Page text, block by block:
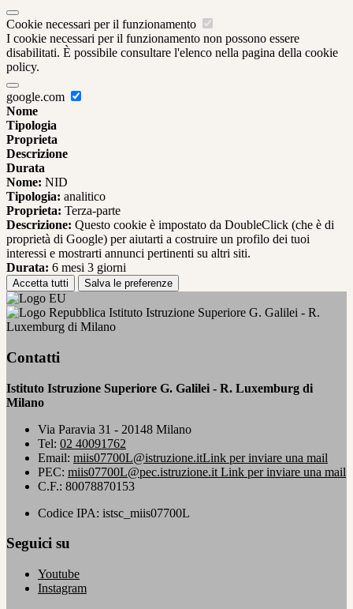
Cookie necessari per il funzionamento
I cookie necessari per il funzionamento non possono essere
disabilitati. È possibile consultare l'elenco nella pagina della cookie
policy.
google.com
Nome
Tipologia
Proprieta
Descrizione
Durata
Nome: NID
Tipologia: analitico
Proprieta: Terza-parte
Descrizione: Questo cookie è impostato da DoubleClick (che è di
proprietà di Google) per aiutarti a costruire un profilo dei tuoi
interessi e mostrarti annunci pertinenti su altri siti.
Durata: 6 mesi 3 giorni
Accetta tutti Salva le preferenze
Istituto Istruzione Superiore G. Galilei - R.
Luxemburg di Milano
Contatti
Istituto Istruzione Superiore G. Galilei - R. Luxemburg di
Milano
Via Paravia 31 - 20148 Milano
Tel: 02 40091762
Email: miis07700L@istruzione.itLink per inviare una mail
PEC: miis07700L@pec.istruzione.it Link per inviare una mail
C.F.: 80078870153
Codice IPA: istsc_miis07700L
Seguici su
Youtube
Instagram